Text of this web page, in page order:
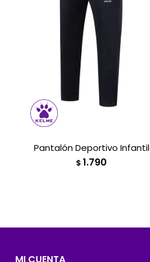
Pantalón Deportivo Infantil
$ 1.790